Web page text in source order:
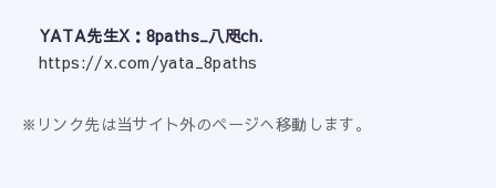
YATA先生X：8paths_八咫ch.
https://x.com/yata_8paths
※リンク先は当サイト外のページへ移動します。